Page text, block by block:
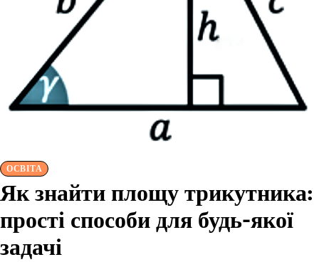
ОСВІТА
Як знайти площу трикутника:
прості способи для будь-якої
задачі